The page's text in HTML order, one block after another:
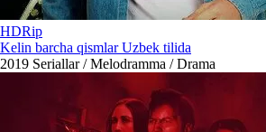
HDRip
Kelin barcha qismlar Uzbek tilida
2019 Seriallar / Melodramma / Drama